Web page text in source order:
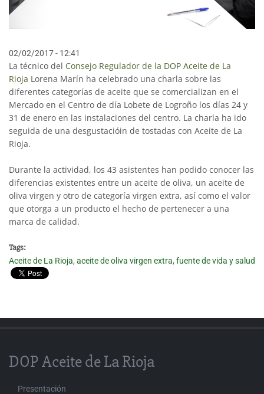
02/02/2017 - 12:41
La técnico del Consejo Regulador de la DOP Aceite de La
Rioja Lorena Marín ha celebrado una charla sobre las
diferentes categorías de aceite que se comercializan en el
Mercado en el Centro de día Lobete de Logroño los días 24 y
31 de enero en las instalaciones del centro. La charla ha ido
seguida de una desgustacióin de tostadas con Aceite de La
Rioja.
Durante la actividad, los 43 asistentes han podido conocer las
diferencias existentes entre un aceite de oliva, un aceite de
oliva virgen y otro de categoría virgen extra, así como el valor
que otorga a un producto el hecho de pertenecer a una
marca de calidad.
Tags:
Aceite de La Rioja, aceite de oliva virgen extra, fuente de vida y salud
DOP Aceite de La Rioja
Presentación